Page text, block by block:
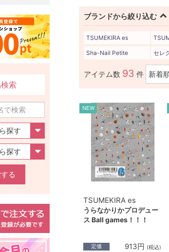
ブランドから絞り込む
TSUMEKIRA es
Sha-Nail Petite セレ
アイテム数 93 件
NEW
TSUMEKIRA es
うらなかりかプロデュー
ス Ball games！！！
定価 913円 (税込)
索
る